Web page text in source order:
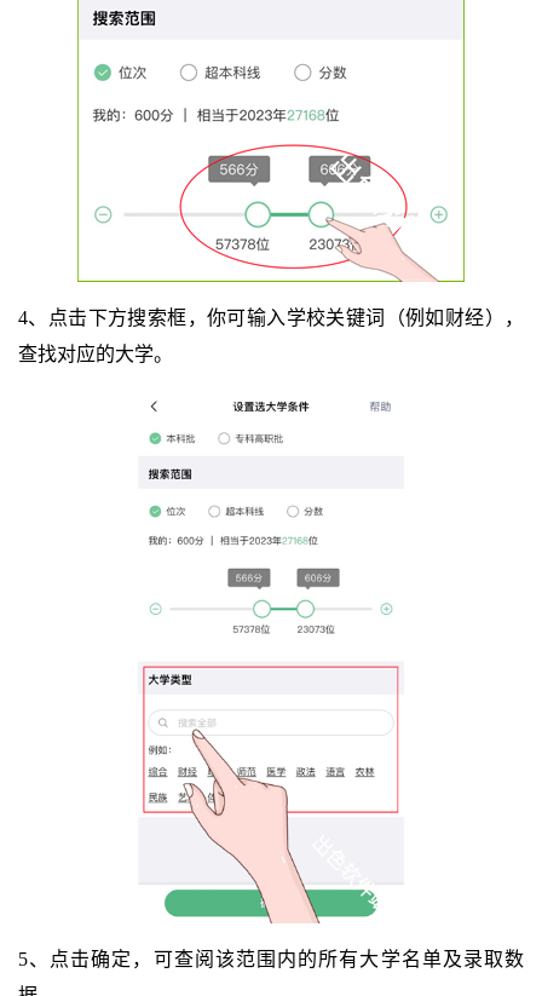
4、点击下方搜索框，你可输入学校关键词（例如财经），
查找对应的大学。
5、点击确定，可查阅该范围内的所有大学名单及录取数